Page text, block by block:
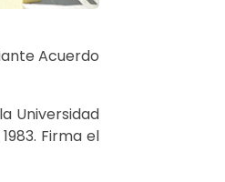
Acuerdo
Universidad
Firma el